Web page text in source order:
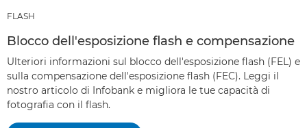
FLASH
Blocco dell'esposizione flash e compensazione
Ulteriori informazioni sul blocco dell'esposizione flash (FEL) e
sulla compensazione dell'esposizione flash (FEC). Leggi il
nostro articolo di Infobank e migliora le tue capacità di
fotografia con il flash.